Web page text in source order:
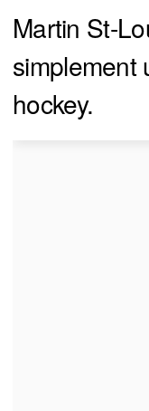
Martin St-
simplement
hockey.